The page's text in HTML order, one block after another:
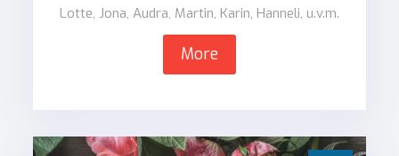
Lotte, Jona, Audra, Martin, Karin, Hanneli, u.v.m.
More